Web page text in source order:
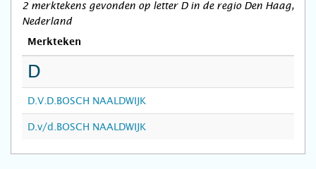
2 merktekens gevonden op letter D in de regio Den Haag,
Nederland
Merkteken
D
D.V.D.BOSCH NAALDWIJK
D.v/d.BOSCH NAALDWIJK